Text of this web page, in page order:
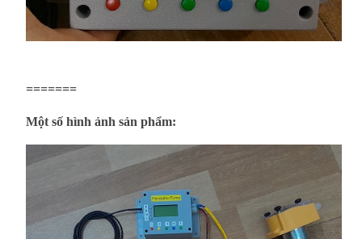
=======
Một số hình ảnh sản phẩm: